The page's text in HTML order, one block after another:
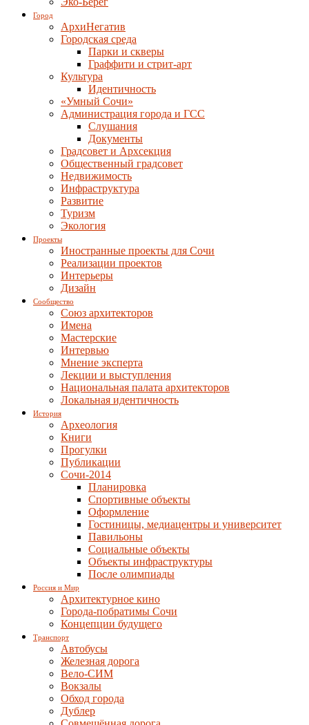
Город
АрхиНегатив
Городская среда
Парки и скверы
Граффити и стрит-арт
Культура
Идентичность
«Умный Сочи»
Администрация города и ГСС
Слушания
Документы
Градсовет и Архсекция
Общественный градсовет
Недвижимость
Инфраструктура
Развитие
Туризм
Экология
Проекты
Иностранные проекты для Сочи
Реализации проектов
Интерьеры
Дизайн
Сообщество
Союз архитекторов
Имена
Мастерские
Интервью
Мнение эксперта
Лекции и выступления
Национальная палата архитекторов
Локальная идентичность
История
Археология
Книги
Прогулки
Публикации
Сочи-2014
Планировка
Спортивные объекты
Оформление
Гостиницы, медиацентры и университет
Павильоны
Социальные объекты
Объекты инфраструктуры
После олимпиады
Россия и Мир
Архитектурное кино
Города-побратимы Сочи
Концепции будущего
Транспорт
Автобусы
Железная дорога
Вело-СИМ
Вокзалы
Обход города
Дублер